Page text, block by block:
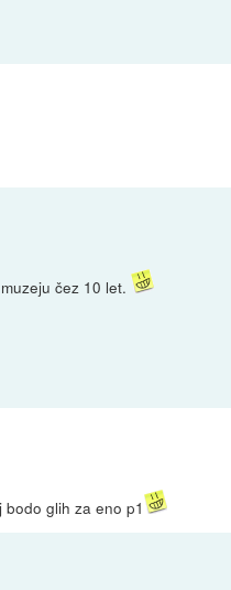
čez 10 let.
glih za eno p1